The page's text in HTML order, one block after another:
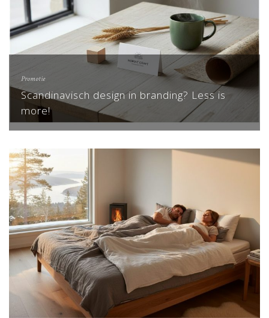
Promotie
Scandinavisch design in branding? Less is
more!